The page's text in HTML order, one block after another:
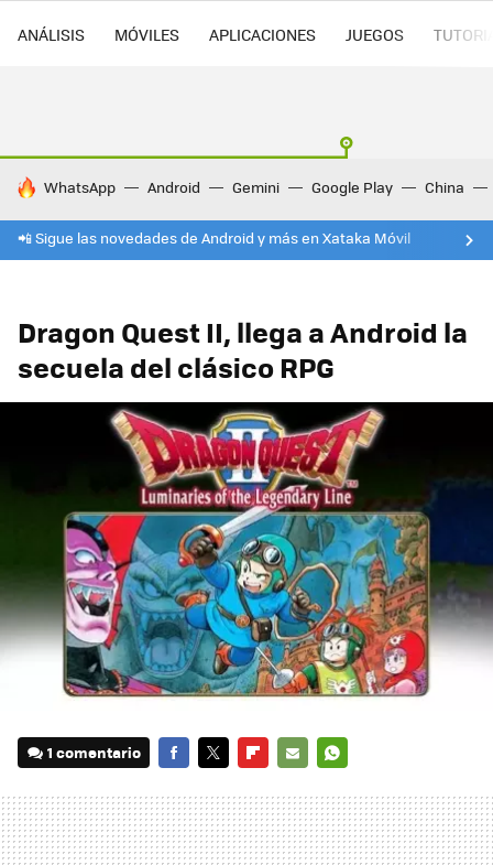
ANÁLISIS MÓVILES APLICACIONES JUEGOS
HOY SE HABLA DE
WhatsApp Android Gemini Google Play China
📲 Sigue las novedades de Android y más en Xataka Móvil
Dragon Quest II, llega a Android la
secuela del clásico RPG
1 comentario
MAIL